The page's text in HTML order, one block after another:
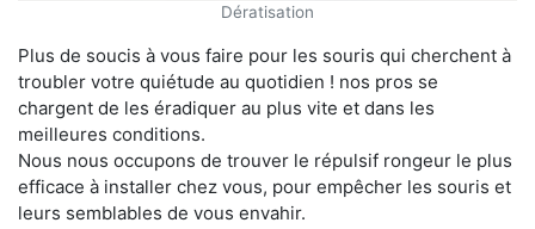
Dératisation
Plus de soucis à vous faire pour les souris qui cherchent à
troubler votre quiétude au quotidien ! nos pros se
chargent de les éradiquer au plus vite et dans les
meilleures conditions.
Nous nous occupons de trouver le répulsif rongeur le plus
efficace à installer chez vous, pour empêcher les souris et
leurs semblables de vous envahir.